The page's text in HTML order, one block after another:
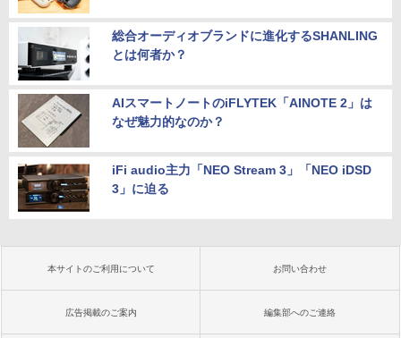
総合オーディオブランドに進化するSHANLING
とは何者か？
AIスマートノートのiFLYTEK「AINOTE 2」は
なぜ魅力的なのか？
iFi audio主力「NEO Stream 3」「NEO iDSD
3」に迫る
本サイトのご利用について お問い合わせ
広告掲載のご案内 編集部へのご連絡